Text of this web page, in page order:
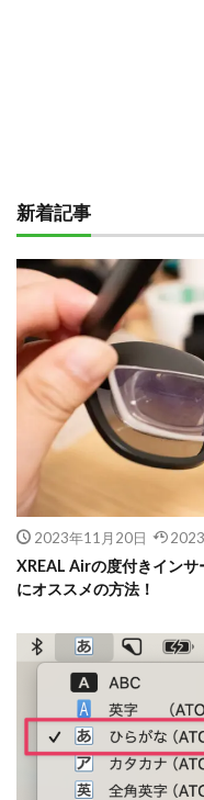
新着記事
2023年11月20日
XREAL Airの度付きイン
にオススメの方法！